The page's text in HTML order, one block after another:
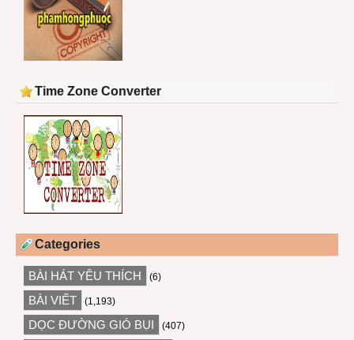
Time Zone Converter
Categories
BÀI HÁT YÊU THÍCH (6)
BÀI VIẾT (1,193)
DỌC ĐƯỜNG GIÓ BỤI (407)